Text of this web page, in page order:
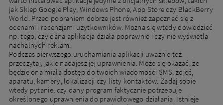
jak Sklep Google Play, Windows Phone, App Store czy BlackBerry
World. Przed pobraniem dobrze jest również zapoznać się z
ocenami i recenzjami użytkowników. Można się wtedy dowiedzieć
np. tego, czy dana aplikacja działa poprawnie i czy nie wyświetla
nachalnych reklam.
Podczas pierwszego uruchamiania aplikacji uważnie też
przeczytaj, jakie nadajesz jej uprawnienia. Może się okazać, że
będzie ona miała dostęp do twoich wiadomości SMS, zdjęć,
aparatu, kamery, lokalizacji czy listy kontaktów. Zadaj sobie
wtedy pytanie, czy dany program faktycznie potrzebuje
określonego uprawnienia do prawidłowego działania. Istnieje